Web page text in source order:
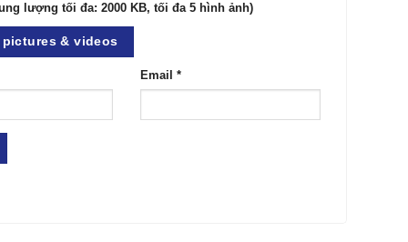
lượng tối đa: 2000 KB, tối đa 5 hình ảnh)
pictures & videos
Email *